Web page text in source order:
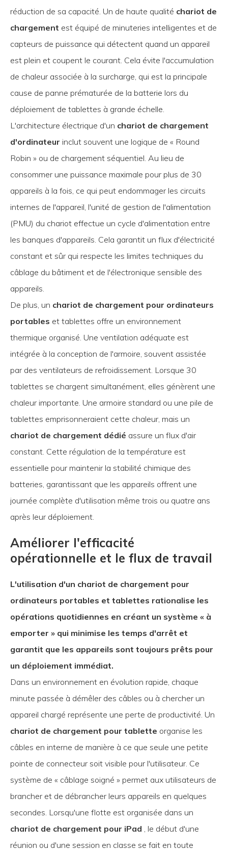
réduction de sa capacité. Un de haute qualité chariot de
chargement est équipé de minuteries intelligentes et de
capteurs de puissance qui détectent quand un appareil
est plein et coupent le courant. Cela évite l'accumulation
de chaleur associée à la surcharge, qui est la principale
cause de panne prématurée de la batterie lors du
déploiement de tablettes à grande échelle.
L'architecture électrique d'un chariot de chargement
d'ordinateur inclut souvent une logique de « Round
Robin » ou de chargement séquentiel. Au lieu de
consommer une puissance maximale pour plus de 30
appareils à la fois, ce qui peut endommager les circuits
internes de l'appareil, l'unité de gestion de l'alimentation
(PMU) du chariot effectue un cycle d'alimentation entre
les banques d'appareils. Cela garantit un flux d'électricité
constant et sûr qui respecte les limites techniques du
câblage du bâtiment et de l'électronique sensible des
appareils.
De plus, un chariot de chargement pour ordinateurs
portables et tablettes offre un environnement
thermique organisé. Une ventilation adéquate est
intégrée à la conception de l'armoire, souvent assistée
par des ventilateurs de refroidissement. Lorsque 30
tablettes se chargent simultanément, elles génèrent une
chaleur importante. Une armoire standard ou une pile de
tablettes emprisonneraient cette chaleur, mais un
chariot de chargement dédié assure un flux d'air
constant. Cette régulation de la température est
essentielle pour maintenir la stabilité chimique des
batteries, garantissant que les appareils offrent une
journée complète d'utilisation même trois ou quatre ans
après leur déploiement.
Améliorer l'efficacité
opérationnelle et le flux de travail
L'utilisation d'un chariot de chargement pour
ordinateurs portables et tablettes rationalise les
opérations quotidiennes en créant un système « à
emporter » qui minimise les temps d'arrêt et
garantit que les appareils sont toujours prêts pour
un déploiement immédiat.
Dans un environnement en évolution rapide, chaque
minute passée à démêler des câbles ou à chercher un
appareil chargé représente une perte de productivité. Un
chariot de chargement pour tablette organise les
câbles en interne de manière à ce que seule une petite
pointe de connecteur soit visible pour l'utilisateur. Ce
système de « câblage soigné » permet aux utilisateurs de
brancher et de débrancher leurs appareils en quelques
secondes. Lorsqu'une flotte est organisée dans un
chariot de chargement pour iPad , le début d'une
réunion ou d'une session en classe se fait en toute